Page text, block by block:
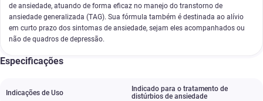
de ansiedade, atuando de forma eficaz no manejo do transtorno de
ansiedade generalizada (TAG). Sua fórmula também é destinada ao alívio
em curto prazo dos sintomas de ansiedade, sejam eles acompanhados ou
não de quadros de depressão.
Especificações
Indicações de Uso
Indicado para o tratamento de
distúrbios de ansiedade